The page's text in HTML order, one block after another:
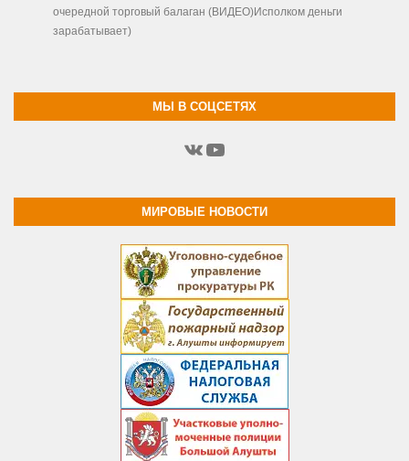
очередной торговый балаган (ВИДЕО)Исполком деньги
зарабатывает)
МЫ В СОЦСЕТЯХ
ВКонтакте
YouTube
МИРОВЫЕ НОВОСТИ